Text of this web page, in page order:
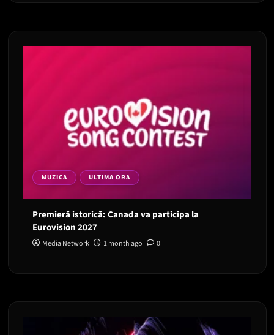
MUZICA ULTIMA ORA
Premieră istorică: Canada va participa la
Eurovision 2027
Media Network 1 month ago 0